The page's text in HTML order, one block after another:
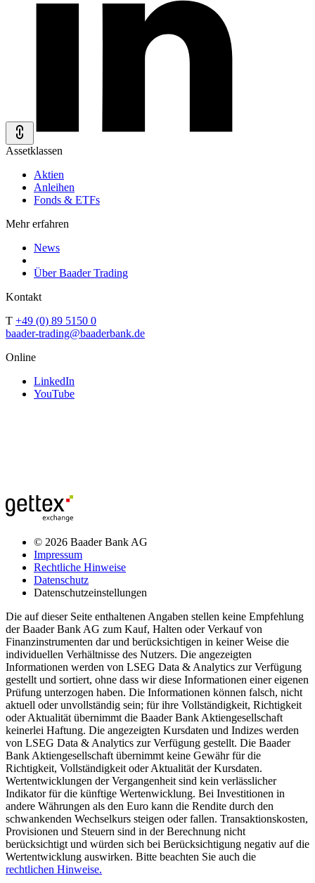
Assetklassen
Aktien
Anleihen
Fonds & ETFs
Mehr erfahren
News
Über Baader Trading
Kontakt
T +49 (0) 89 5150 0
baader-trading@baaderbank.de
Online
LinkedIn
YouTube
© 2026 Baader Bank AG
Impressum
Rechtliche Hinweise
Datenschutz
Datenschutzeinstellungen
Die auf dieser Seite enthaltenen Angaben stellen keine Empfehlung
der Baader Bank AG zum Kauf, Halten oder Verkauf von
Finanzinstrumenten dar und berücksichtigen in keiner Weise die
individuellen Verhältnisse des Nutzers. Die angezeigten
Informationen werden von LSEG Data & Analytics zur Verfügung
gestellt und sortiert, ohne dass wir diese Informationen einer eigenen
Prüfung unterzogen haben. Die Informationen können falsch, nicht
aktuell oder unvollständig sein; für ihre Vollständigkeit, Richtigkeit
oder Aktualität übernimmt die Baader Bank Aktiengesellschaft
keinerlei Haftung. Die angezeigten Kursdaten und Indizes werden
von LSEG Data & Analytics zur Verfügung gestellt. Die Baader
Bank Aktiengesellschaft übernimmt keine Gewähr für die
Richtigkeit, Vollständigkeit oder Aktualität der Kursdaten.
Wertentwicklungen der Vergangenheit sind kein verlässlicher
Indikator für die künftige Wertenwicklung. Bei Investitionen in
andere Währungen als den Euro kann die Rendite durch den
schwankenden Wechselkurs steigen oder fallen. Transaktionskosten,
Provisionen und Steuern sind in der Berechnung nicht
berücksichtigt und würden sich bei Berücksichtigung negativ auf die
Wertentwicklung auswirken. Bitte beachten Sie auch die
rechtlichen Hinweise.